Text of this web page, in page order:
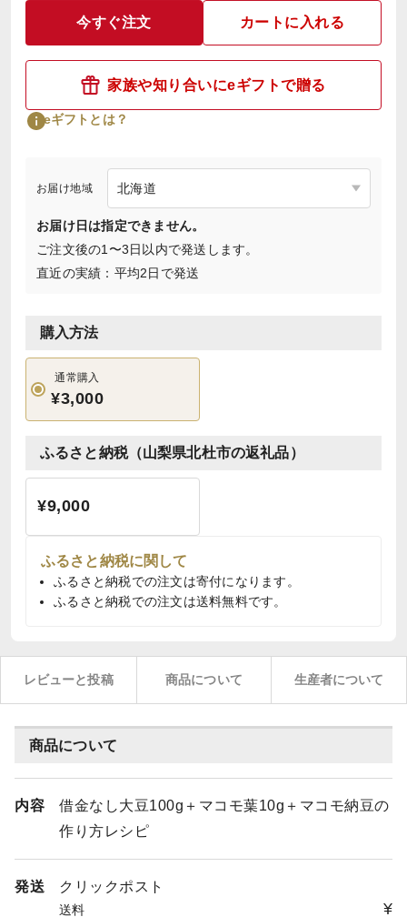
今すぐ注文 カートに入れる
家族や知り合いにeギフトで贈る
eギフトとは？
お届け地域
お届け日は指定できません。
ご注文後の1〜3日以内で発送します。
直近の実績：平均2日で発送
購入方法
通常購入
¥3,000
ふるさと納税（山梨県北杜市の返礼品）
¥9,000
ふるさと納税に関して
ふるさと納税での注文は寄付になります。
ふるさと納税での注文は送料無料です。
レビューと投稿 商品について 生産者について
商品について
内容
借金なし大豆100g＋マコモ葉10g＋マコモ納豆の
作り方レシピ
発送 クリックポスト
送料 ¥